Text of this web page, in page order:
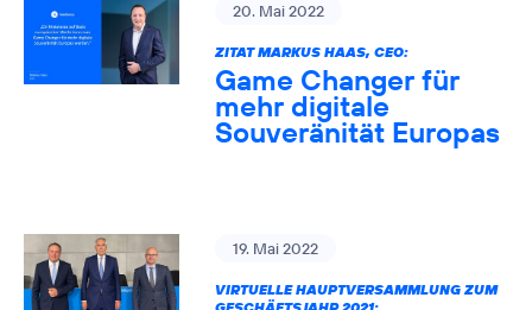
20. Mai 2022
ZITAT MARKUS HAAS, CEO:
Game Changer für
mehr digitale
Souveränität Europas
19. Mai 2022
VIRTUELLE HAUPTVERSAMMLUNG ZUM